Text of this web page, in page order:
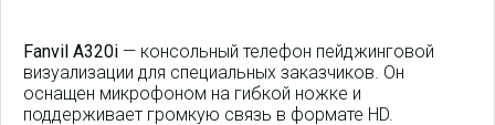
Fanvil A320i — консольный телефон пейджинговой
визуализации для специальных заказчиков. Он
оснащен микрофоном на гибкой ножке и
поддерживает громкую связь в формате HD.